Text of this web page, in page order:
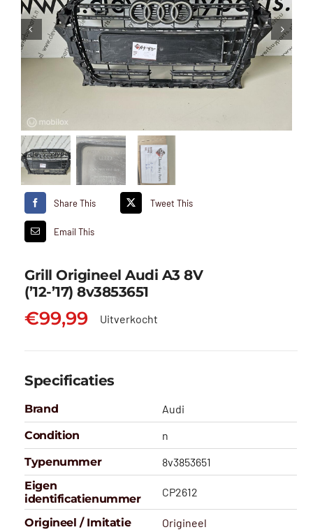
Share This Tweet This
Email This
Grill Origineel Audi A3 8V
(’12-’17) 8v3853651
€99,99 Uitverkocht
Specificaties
Brand
Audi
Condition
n
Typenummer
8v3853651
Eigen
identificatienummer
CP2612
Origineel / Imitatie
Origineel